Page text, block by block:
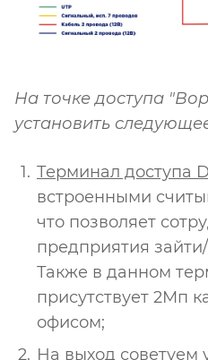
На точке доступа
установить
Терминал доступа
встроенными
что позволяет
предприятия
Также в данном
присутствует 2Мп
офисом;
На выход советуем